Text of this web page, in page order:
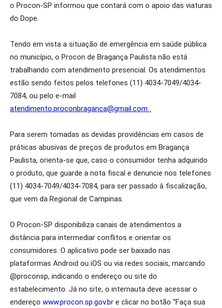
o Procon-SP informou que contará com o apoio das viaturas
do Dope.
Tendo em vista a situação de emergência em saúde pública
no município, o Procon de Bragança Paulista não está
trabalhando com atendimento presencial. Os atendimentos
estão sendo feitos pelos telefones (11) 4034-7049/4034-
7084, ou pelo e-mail
atendimento.proconbraganca@gmail.com .
Para serem tomadas as devidas providências em casos de
práticas abusivas de preços de produtos em Bragança
Paulista, orienta-se que, caso o consumidor tenha adquirido
o produto, que guarde a nota fiscal e denuncie nos telefones
(11) 4034-7049/4034-7084, para ser passado à fiscalização,
que vem da Regional de Campinas.
O Procon-SP disponibiliza canais de atendimentos a
distância para intermediar conflitos e orientar os
consumidores. O aplicativo pode ser baixado nas
plataformas Android ou iOS ou via redes sociais, marcando
@proconsp, indicando o endereço ou site do
estabelecimento. Já no site, o internauta deve acessar o
endereço www.procon.sp.gov.br e clicar no botão “Faça sua